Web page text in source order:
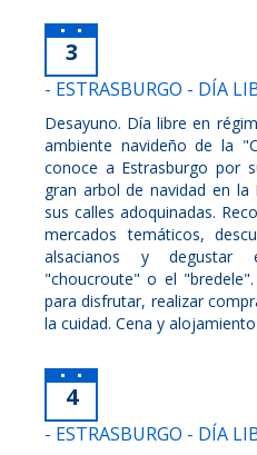
3
- ESTRASBURGO - DÍA
Desayuno. Día libre en
ambiente navideño de la
conoce a Estrasburgo por
gran arbol de navidad en la
sus calles adoquinadas.
mercados temáticos,
alsacianos y degustar
"choucroute" o el
para disfrutar, realizar
la cuidad. Cena y alojamiento
4
- ESTRASBURGO - DÍA